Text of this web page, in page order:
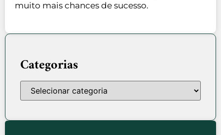
muito mais chances de sucesso.
Categorias